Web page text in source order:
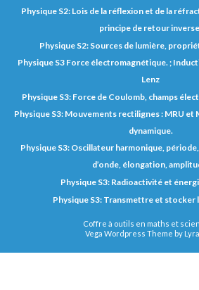
Physique S2: Lois de la réflexion et de la
principe de retour
Physique S2: Sources de lumière,
Physique S3 Force électromagnétique. ;
Lenz
Physique S3: Force de Coulomb, champs
Physique S3: Mouvements rectilignes : MRU et
dynamique.
Physique S3: Oscillateur harmonique,
d’onde, élongation,
Physique S3: Radioactivité et
Physique S3: Transmettre et stocker
Coffre à outils en maths et
Vega Wordpress Theme by